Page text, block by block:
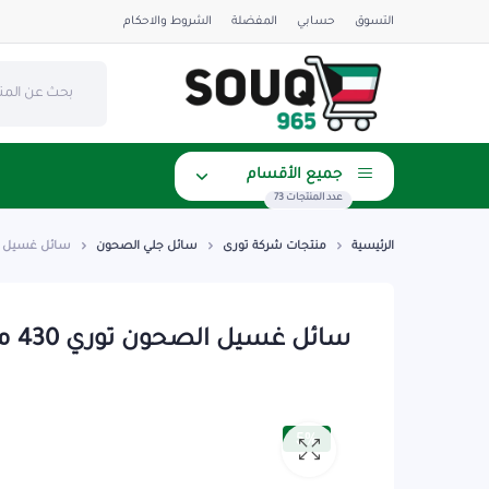
التسوق حسابي المفضلة الشروط والاحكام
جميع الأقسام
عدد المنتجات 73
الرئيسية منتجات شركة تورى سائل جلي الصحون سائل غسيل الصحون
سائل غسيل الصحون توري 430 مل – زهره البنفسج
5%